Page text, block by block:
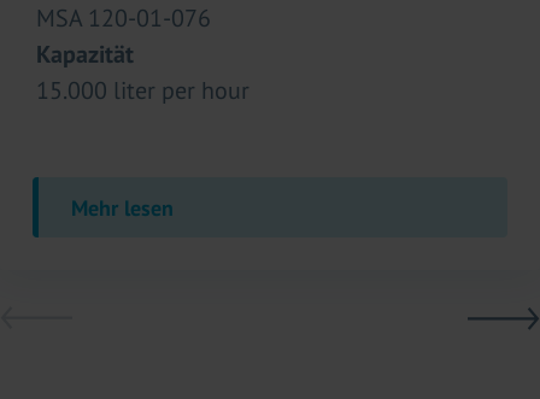
8345
Kapazität
4.800 packets per hour
Mehr lesen